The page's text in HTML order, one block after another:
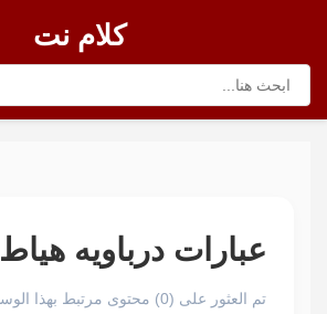
كلام نت
عبارات درباويه هياط
تم العثور على (0) محتوى مرتبط بهذا الوسم.